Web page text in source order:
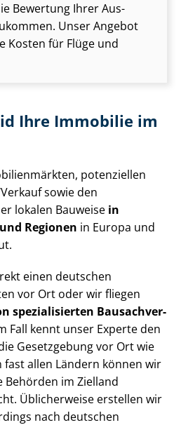
Bewertung Ihrer Aus­
Unser Angebot
Kosten für Flüge und
Ihre Immobilie im
potenziellen
sowie den
lokalen Bauweise in
Regionen in Europa und
einen deutschen
vor Ort oder wir fliegen
spezialisierten Bau­sach­ver­
Fall kennt unser Experte den
Gesetzgebung vor Ort wie
fast allen Ländern können wir
im Zielland
Üblicherweise erstellen wir
nach deutschen